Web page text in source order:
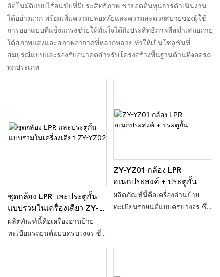
อัตโนมัติแบบไร้คนขับที่มีประสิทธิภาพ ช่วยลดต้นทุนการดำเนินงาน
ได้อย่างมาก พร้อมเพิ่มความปลอดภัยและความสะดวกสบายของผู้ใช้
การออกแบบที่แข็งแกร่งช่วยให้มั่นใจได้ถึงประสิทธิภาพที่สม่ำเสมอภาย
ใต้สภาพแสงและสภาพอากาศที่หลากหลาย ทำให้เป็นโซลูชันที่
สมบูรณ์แบบและรองรับอนาคตสำหรับโครงสร้างพื้นฐานด้านที่จอดรถ
ทุกประเภท
ชุดกล้อง LPR และประตูกั้น
แบบรวมในเครื่องเดียว ZY-
YZ02
ผลิตภัณฑ์นี้คือเครื่องอ่านป้าย
ทะเบียนรถยนต์แบบครบวงจร ซึ่ง
ได้รับการพัฒนาและปรับปรุง
ZY-YZ01 กล้อง LPR
อเนกประสงค์ + ประตูกั้น
ผลิตภัณฑ์นี้คือเครื่องอ่านป้าย
ทะเบียนรถยนต์แบบครบวงจร ซึ่ง